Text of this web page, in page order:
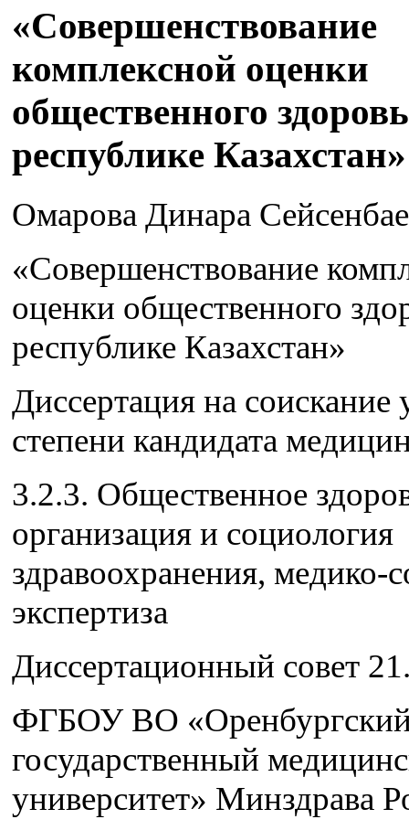
«Совершенствование
комплексной оценки
общественного
республике Казахстан»
Омарова Динара
«Совершенствование
оценки общественного
республике Казахстан»
Диссертация на соискание
степени кандидата
3.2.3. Общественное
организация и социология
здравоохранения, медико-
экспертиза
Диссертационный совет
ФГБОУ ВО
государственный
университет» Минздрава